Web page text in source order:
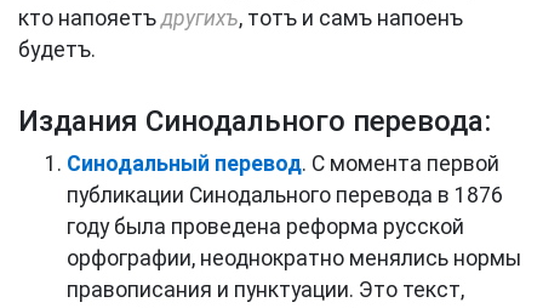
кто напояетъ другихъ, тотъ и самъ напоенъ
будетъ.
Издания Синодального перевода:
Синодальный перевод. С момента первой
публикации Синодального перевода в 1876
году была проведена реформа русской
орфографии, неоднократно менялись нормы
правописания и пунктуации. Это текст,